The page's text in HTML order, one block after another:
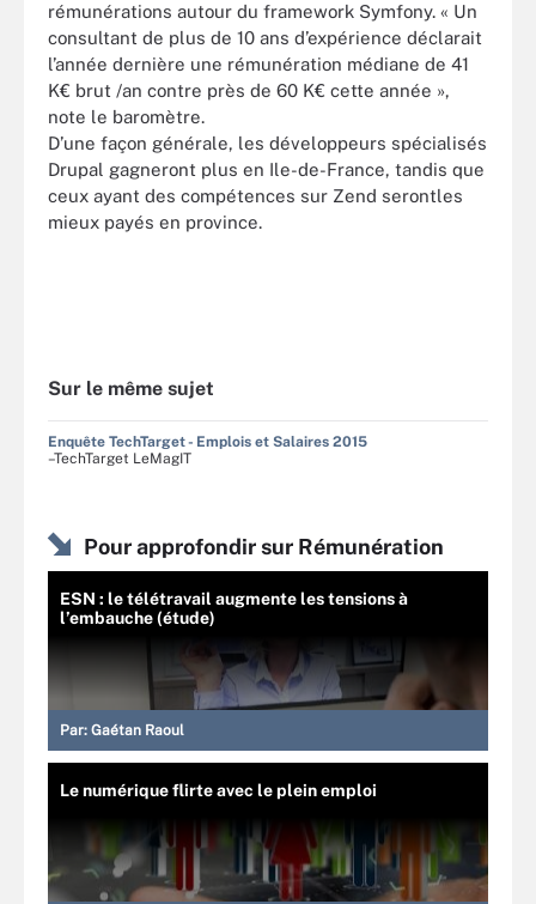
rémunérations autour du framework Symfony. « Un
consultant de plus de 10 ans d’expérience déclarait
l’année dernière une rémunération médiane de 41
K€ brut /an contre près de 60 K€ cette année »,
note le baromètre.
D’une façon générale, les développeurs spécialisés
Drupal gagneront plus en Ile-de-France, tandis que
ceux ayant des compétences sur Zend serontles
mieux payés en province.
Sur le même sujet
Enquête TechTarget - Emplois et Salaires 2015
–TechTarget LeMagIT
Pour approfondir sur Rémunération
ESN : le télétravail augmente les tensions à
l’embauche (étude)
Par: Gaétan Raoul
Le numérique flirte avec le plein emploi